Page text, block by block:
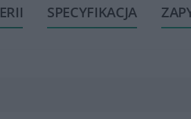
SPECYFIKACJA